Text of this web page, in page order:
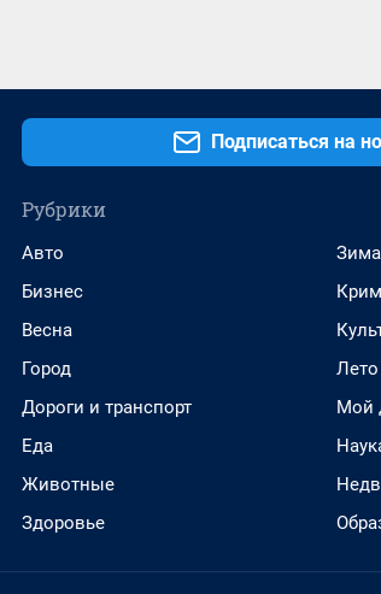
Подписаться на
Рубрики
Авто
Бизнес
Весна
Город
Дороги и транспорт
Еда
Животные
Здоровье
Зима
Лето
Мой